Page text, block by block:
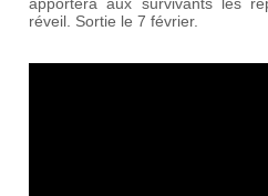
réveil. Sortie le 7 février.